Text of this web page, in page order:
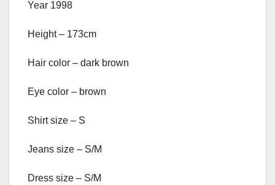
Year 1998
Height – 173cm
Hair color – dark brown
Eye color – brown
Shirt size – S
Jeans size – S/M
Dress size – S/M